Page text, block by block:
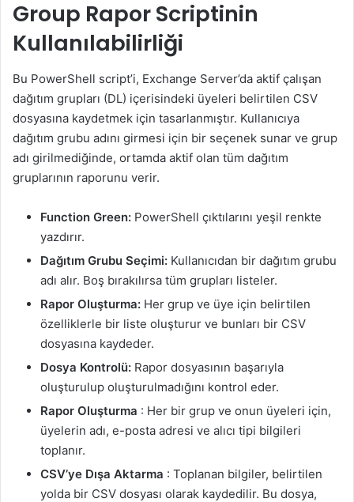
Group Rapor Scriptinin
Kullanılabilirliği
Bu PowerShell script’i, Exchange Server’da aktif çalışan
dağıtım grupları (DL) içerisindeki üyeleri belirtilen CSV
dosyasına kaydetmek için tasarlanmıştır. Kullanıcıya
dağıtım grubu adını girmesi için bir seçenek sunar ve grup
adı girilmediğinde, ortamda aktif olan tüm dağıtım
gruplarının raporunu verir.
Function Green: PowerShell çıktılarını yeşil renkte
yazdırır.
Dağıtım Grubu Seçimi: Kullanıcıdan bir dağıtım grubu
adı alır. Boş bırakılırsa tüm grupları listeler.
Rapor Oluşturma: Her grup ve üye için belirtilen
özelliklerle bir liste oluşturur ve bunları bir CSV
dosyasına kaydeder.
Dosya Kontrolü: Rapor dosyasının başarıyla
oluşturulup oluşturulmadığını kontrol eder.
Rapor Oluşturma : Her bir grup ve onun üyeleri için,
üyelerin adı, e-posta adresi ve alıcı tipi bilgileri
toplanır.
CSV’ye Dışa Aktarma : Toplanan bilgiler, belirtilen
yolda bir CSV dosyası olarak kaydedilir. Bu dosya,